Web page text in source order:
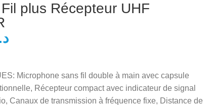
plus Récepteur UHF
Microphone sans fil double à main avec capsule
Récepteur compact avec indicateur de signal
Canaux de transmission à fréquence fixe, Distance de